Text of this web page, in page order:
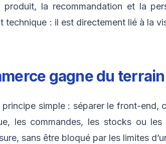
la recommandation et la
technique : il est directement lié à
gagne du terrain
simple : séparer le front-end,
les commandes, les stocks ou
sans être bloqué par les limites